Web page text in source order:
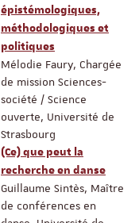
épistémologiques,
méthodologiques et
politiques
Mélodie Faury, Chargée
de mission Sciences-
société / Science
ouverte, Université de
Strasbourg
(Ce) que peut la
recherche en danse
Guillaume Sintès, Maître
de conférences en